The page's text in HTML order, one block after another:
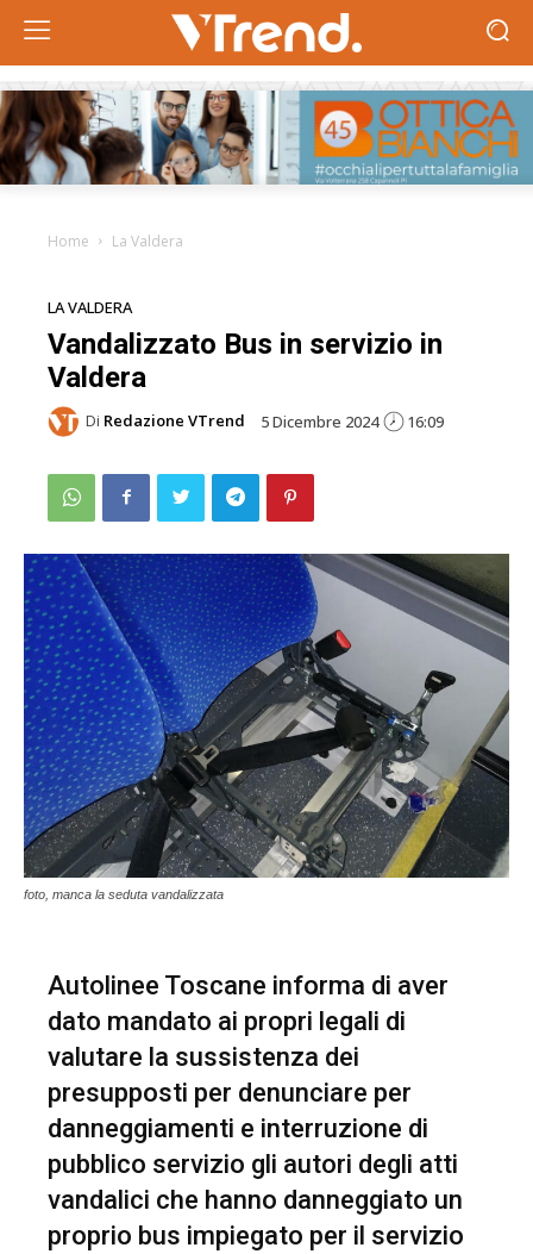
Home La Valdera
LA VALDERA
Vandalizzato Bus in servizio in
Valdera
Di Redazione VTrend 5 Dicembre 2024 16:09
foto, manca la seduta vandalizzata
Autolinee Toscane informa di aver
dato mandato ai propri legali di
valutare la sussistenza dei
presupposti per denunciare per
danneggiamenti e interruzione di
pubblico servizio gli autori degli atti
vandalici che hanno danneggiato un
proprio bus impiegato per il servizio